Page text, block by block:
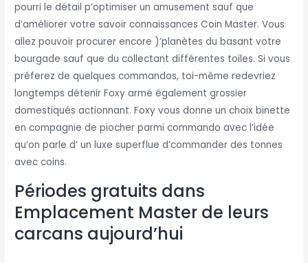
pourri le détail p’optimiser un amusement sauf que
d’améliorer votre savoir connaissances Coin Master. Vous
allez pouvoir procurer encore )’planètes du basant votre
bourgade sauf que du collectant différentes toiles. Si vous
préferez de quelques commandos, toi-même redevriez
longtemps détenir Foxy armé également grossier
domestiqués actionnant. Foxy vous donne un choix binette
en compagnie de piocher parmi commando avec l’idée
qu’on parle d’ un luxe superflue d’commander des tonnes
avec coins.
Périodes gratuits dans
Emplacement Master de leurs
carcans aujourd’hui